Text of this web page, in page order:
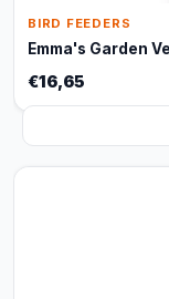
BIRD FEEDERS
Emma's Garden
€16,65